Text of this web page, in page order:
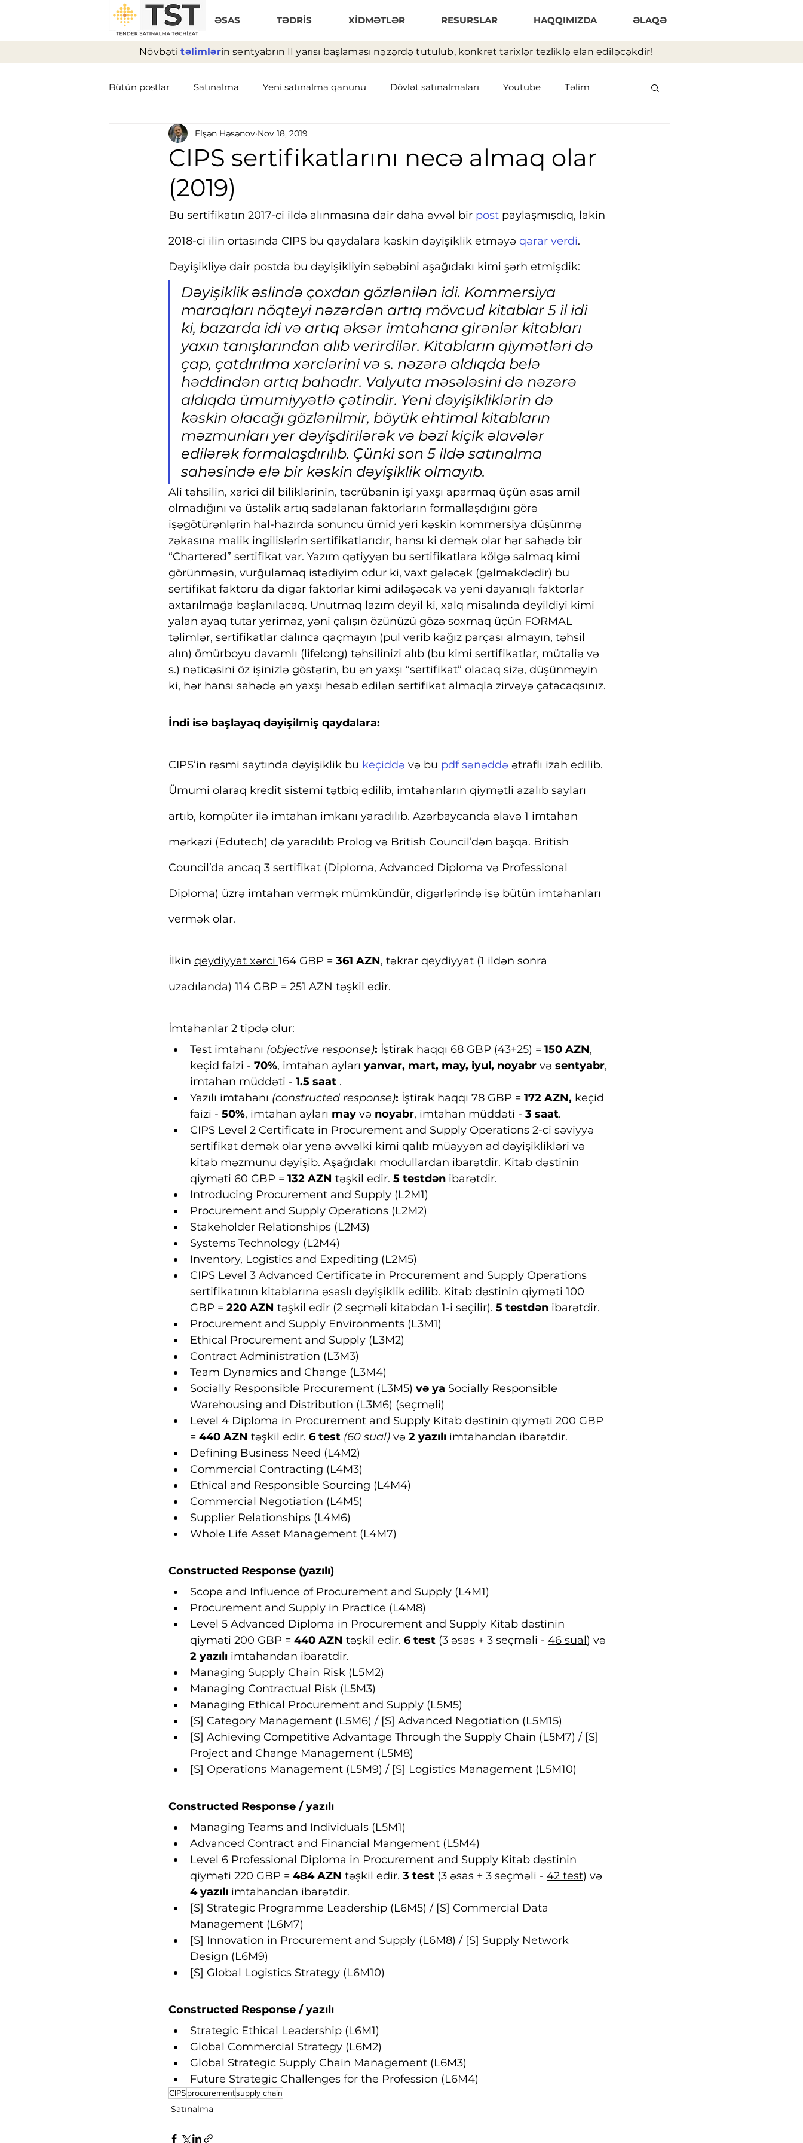
ƏSAS TƏDRİS XİDMƏTLƏR RESURSLAR HAQQIMIZDA ƏLAQƏ
Növbətitəlimlərinsentyabrın II yarısı başlaması nəzərdə tutulub, konkret tarixlər tezliklə elan ediləcəkdir!
Bütün postlar Satınalma Yeni satınalma qanunu Dövlət satınalmaları Youtube Təlim
Logistika Müqavilə Təchizat zənciri
CIPS sertifikatlarını necə almaq olar
(2019)
Elşən Həsənov Nov 18, 2019
Bu sertifikatın 2017-ci ildə alınmasına dair daha əvvəl bir post paylaşmışdıq, lakin
2018-ci ilin ortasında CIPS bu qaydalara kəskin dəyişiklik etməyə qərar verdi.
Dəyişikliyə dair postda bu dəyişikliyin səbəbini aşağıdakı kimi şərh etmişdik:
Dəyişiklik əslində çoxdan gözlənilən idi. Kommersiya
maraqları nöqteyi nəzərdən artıq mövcud kitablar 5 il idi
ki, bazarda idi və artıq əksər imtahana girənlər kitabları
yaxın tanışlarından alıb verirdilər. Kitabların qiymətləri də
çap, çatdırılma xərclərini və s. nəzərə aldıqda belə
həddindən artıq bahadır. Valyuta məsələsini də nəzərə
aldıqda ümumiyyətlə çətindir. Yeni dəyişikliklərin də
kəskin olacağı gözlənilmir, böyük ehtimal kitabların
məzmunları yer dəyişdirilərək və bəzi kiçik əlavələr
edilərək formalaşdırılıb. Çünki son 5 ildə satınalma
sahəsində elə bir kəskin dəyişiklik olmayıb.
Ali təhsilin, xarici dil biliklərinin, təcrübənin işi yaxşı aparmaq üçün əsas amil
olmadığını və üstəlik artıq sadalanan faktorların formallaşdığını görə
işəgötürənlərin hal-hazırda sonuncu ümid yeri kəskin kommersiya düşünmə
zəkasına malik ingilislərin sertifikatlarıdır, hansı ki demək olar hər sahədə bir
“Chartered” sertifikat var. Yazım qətiyyən bu sertifikatlara kölgə salmaq kimi
görünməsin, vurğulamaq istədiyim odur ki, vaxt gələcək (gəlməkdədir) bu
sertifikat faktoru da digər faktorlar kimi adiləşəcək və yeni dayanıqlı faktorlar
axtarılmağa başlanılacaq. Unutmaq lazım deyil ki, xalq misalında deyildiyi kimi
yalan ayaq tutar yeriməz, yəni çalışın özünüzü gözə soxmaq üçün FORMAL
təlimlər, sertifikatlar dalınca qaçmayın (pul verib kağız parçası almayın, təhsil
alın) ömürboyu davamlı (lifelong) təhsilinizi alıb (bu kimi sertifikatlar, mütaliə və
s.) nəticəsini öz işinizlə göstərin, bu ən yaxşı “sertifikat” olacaq sizə, düşünməyin
ki, hər hansı sahədə ən yaxşı hesab edilən sertifikat almaqla zirvəyə çatacaqsınız.
İndi isə başlayaq dəyişilmiş qaydalara:
CIPS’in rəsmi saytında dəyişiklik bu keçiddə və bu pdf sənəddə ətraflı izah edilib.
Ümumi olaraq kredit sistemi tətbiq edilib, imtahanların qiymətli azalıb sayları
artıb, kompüter ilə imtahan imkanı yaradılıb. Azərbaycanda əlavə 1 imtahan
mərkəzi (Edutech) də yaradılıb Prolog və British Council’dən başqa. British
Council’da ancaq 3 sertifikat (Diploma, Advanced Diploma və Professional
Diploma) üzrə imtahan vermək mümkündür, digərlərində isə bütün imtahanları
vermək olar.
İlkin qeydiyyat xərci 164 GBP = 361 AZN, təkrar qeydiyyat (1 ildən sonra
uzadılanda) 114 GBP = 251 AZN təşkil edir.
İmtahanlar 2 tipdə olur:
Test imtahanı (objective response): İştirak haqqı 68 GBP (43+25) = 150 AZN,
keçid faizi - 70%, imtahan ayları yanvar, mart, may, iyul, noyabr və sentyabr,
imtahan müddəti - 1.5 saat .
Yazılı imtahanı (constructed response): İştirak haqqı 78 GBP = 172 AZN, keçid
faizi - 50%, imtahan ayları may və noyabr, imtahan müddəti - 3 saat.
CIPS Level 2 Certificate in Procurement and Supply Operations 2-ci səviyyə
sertifikat demək olar yenə əvvəlki kimi qalıb müəyyən ad dəyişiklikləri və
kitab məzmunu dəyişib. Aşağıdakı modullardan ibarətdir. Kitab dəstinin
qiyməti 60 GBP = 132 AZN təşkil edir. 5 testdən ibarətdir.
Introducing Procurement and Supply (L2M1)
Procurement and Supply Operations (L2M2)
Stakeholder Relationships (L2M3)
Systems Technology (L2M4)
Inventory, Logistics and Expediting (L2M5)
CIPS Level 3 Advanced Certificate in Procurement and Supply Operations
sertifikatının kitablarına əsaslı dəyişiklik edilib. Kitab dəstinin qiyməti 100
GBP = 220 AZN təşkil edir (2 seçməli kitabdan 1-i seçilir). 5 testdən ibarətdir.
Procurement and Supply Environments (L3M1)
Ethical Procurement and Supply (L3M2)
Contract Administration (L3M3)
Team Dynamics and Change (L3M4)
Socially Responsible Procurement (L3M5) və ya Socially Responsible
Warehousing and Distribution (L3M6) (seçməli)
Level 4 Diploma in Procurement and Supply Kitab dəstinin qiyməti 200 GBP
= 440 AZN təşkil edir. 6 test (60 sual) və 2 yazılı imtahandan ibarətdir.
Defining Business Need (L4M2)
Commercial Contracting (L4M3)
Ethical and Responsible Sourcing (L4M4)
Commercial Negotiation (L4M5)
Supplier Relationships (L4M6)
Whole Life Asset Management (L4M7)
Constructed Response (yazılı)
Scope and Influence of Procurement and Supply (L4M1)
Procurement and Supply in Practice (L4M8)
Level 5 Advanced Diploma in Procurement and Supply Kitab dəstinin
qiyməti 200 GBP = 440 AZN təşkil edir. 6 test (3 əsas + 3 seçməli - 46 sual) və
2 yazılı imtahandan ibarətdir.
Managing Supply Chain Risk (L5M2)
Managing Contractual Risk (L5M3)
Managing Ethical Procurement and Supply (L5M5)
[S] Category Management (L5M6) / [S] Advanced Negotiation (L5M15)
[S] Achieving Competitive Advantage Through the Supply Chain (L5M7) / [S]
Project and Change Management (L5M8)
[S] Operations Management (L5M9) / [S] Logistics Management (L5M10)
Constructed Response / yazılı
Managing Teams and Individuals (L5M1)
Advanced Contract and Financial Mangement (L5M4)
Level 6 Professional Diploma in Procurement and Supply Kitab dəstinin
qiyməti 220 GBP = 484 AZN təşkil edir. 3 test (3 əsas + 3 seçməli - 42 test) və
4 yazılı imtahandan ibarətdir.
[S] Strategic Programme Leadership (L6M5) / [S] Commercial Data
Management (L6M7)
[S] Innovation in Procurement and Supply (L6M8) / [S] Supply Network
Design (L6M9)
[S] Global Logistics Strategy (L6M10)
Constructed Response / yazılı
Strategic Ethical Leadership (L6M1)
Global Commercial Strategy (L6M2)
Global Strategic Supply Chain Management (L6M3)
Future Strategic Challenges for the Profession (L6M4)
CIPSprocurementsupply chain
Satınalma